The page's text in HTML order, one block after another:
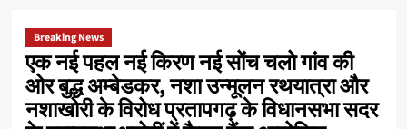
Breaking News
एक नई पहल नई किरण नई सोंच चलो गांव की
ओर बुद्ध अम्बेडकर, नशा उन्मूलन रथयात्रा और
नशाखोरी के विरोध प्रतापगढ़ के विधानसभा सदर